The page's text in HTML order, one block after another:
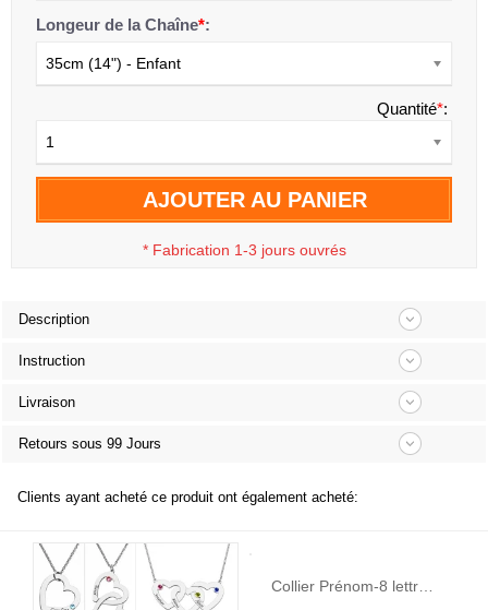
Longeur de la Chaîne*:
35cm (14") - Enfant
Quantité*:
1
AJOUTER AU PANIER
* Fabrication 1-3 jours ouvrés
Description
Instruction
Livraison
Retours sous 99 Jours
Clients ayant acheté ce produit ont également acheté:
Collier Prénom-8 lettres-Argent